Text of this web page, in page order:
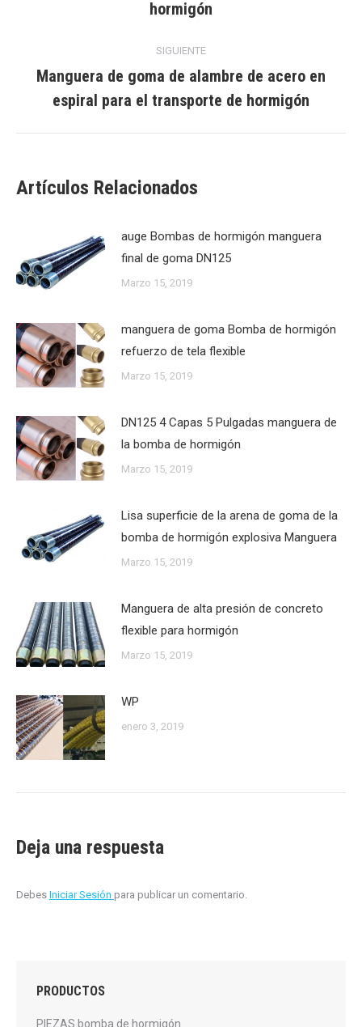
publicaciones
anterior:
hormigón
SIGUIENTE
Publicación
siguiente:
Manguera de goma de alambre de acero en
espiral para el transporte de hormigón
Artículos Relacionados
auge Bombas de hormigón manguera
final de goma DN125
Marzo 15, 2019
manguera de goma Bomba de hormigón
refuerzo de tela flexible
Marzo 15, 2019
DN125 4 Capas 5 Pulgadas manguera de
la bomba de hormigón
Marzo 15, 2019
Lisa superficie de la arena de goma de la
bomba de hormigón explosiva Manguera
Marzo 15, 2019
Manguera de alta presión de concreto
flexible para hormigón
Marzo 15, 2019
WP
enero 3, 2019
Deja una respuesta
Debes Iniciar Sesión para publicar un comentario.
PRODUCTOS
PIEZAS bomba de hormigón